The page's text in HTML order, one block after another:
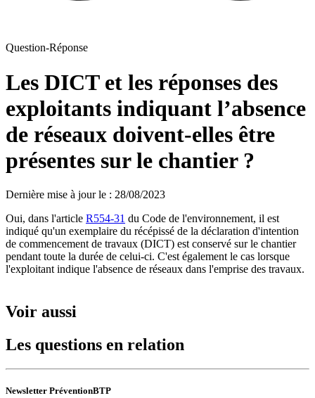
Question-Réponse
Les DICT et les réponses des
exploitants indiquant l’absence
de réseaux doivent-elles être
présentes sur le chantier ?
Dernière mise à jour le : 28/08/2023
Oui, dans l'article R554-31 du Code de l'environnement, il est
indiqué qu'un exemplaire du récépissé de la déclaration d'intention
de commencement de travaux (DICT) est conservé sur le chantier
pendant toute la durée de celui-ci. C'est également le cas lorsque
l'exploitant indique l'absence de réseaux dans l'emprise des travaux.
Voir aussi
Les questions en relation
Newsletter PréventionBTP